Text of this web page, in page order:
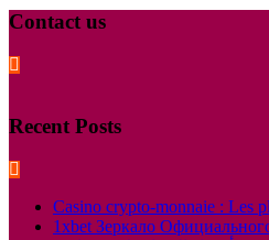
Contact us
Recent Posts
Casino crypto-monnaie : Les
1xbet Зеркало